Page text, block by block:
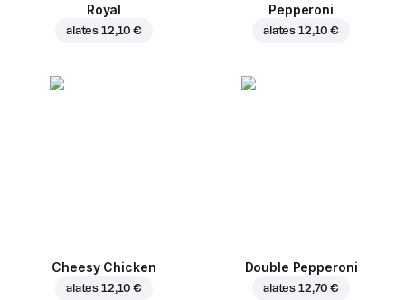
Royal
alates 12,10 €
Pepperoni
alates 12,10 €
Cheesy Chicken
alates 12,10 €
Double Pepperoni
alates 12,70 €